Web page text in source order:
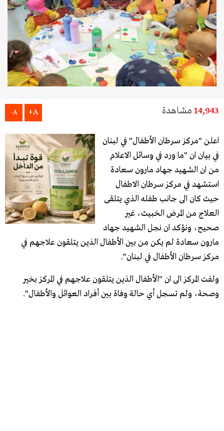
14,943 مشاهدة A+
A-
اعلن "مركز سرطان الأطفال" في لبنان
في بيان ان "ما ورد في وسائل الاعلام
من ان الشهيد جهاد مارون سعادة
استشهد في مركز سرطان الاطفال
حيث كان الى جانب طفله الذي يتلقى
العلاج من المرض الخبيث، غير
صحيح، ونؤكد ان نجل الشهيد جهاد
مارون سعادة لم يكن من بين الأطفال الذين يتلقون علاجهم في
مركز سرطان الأطفال في لبنان".
ولفت المركز الى ان "الأطفال الذين يتلقون علاجهم في المركز بخير
وصحة، ولم تسجل أي حالة وفاة بين أفراد العوائل والأطفال".